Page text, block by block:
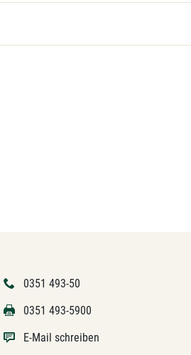
0351 493-50
0351 493-5900
E-Mail schreiben